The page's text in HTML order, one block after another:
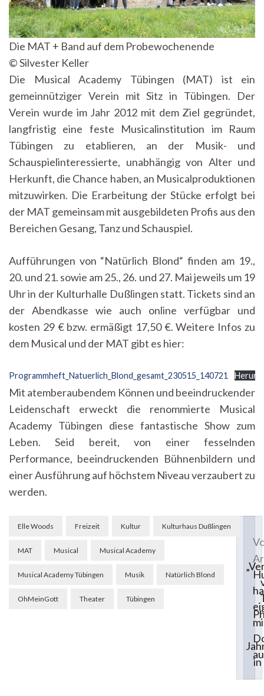
Die MAT + Band auf dem Probewochenende
© Silvester Keller
Die Musical Academy Tübingen (MAT) ist ein
gemeinnütziger Verein mit Sitz in Tübingen. Der
Verein wurde im Jahr 2012 mit dem Ziel gegründet,
langfristig eine feste Musicalinstitution im Raum
Tübingen zu etablieren, an der Musik- und
Schauspielinteressierte, unabhängig von Alter und
Herkunft, die Chance haben, an Musicalproduktionen
mitzuwirken. Die Erarbeitung der Stücke erfolgt bei
der MAT gemeinsam mit ausgebildeten Profis aus den
Bereichen Gesang, Tanz und Schauspiel.
Aufführungen von “Natürlich Blond“ finden am 19.,
20. und 21. sowie am 25., 26. und 27. Mai jeweils um 19
Uhr in der Kulturhalle Dußlingen statt. Tickets sind an
der Abendkasse wie auch online verfügbar und
kosten 29 € bzw. ermäßigt 17,50 €. Weitere Infos zu
dem Musical und der MAT gibt es hier:
Programmheft_Natuerlich_Blond_gesamt_230515_140721
Mit atemberaubendem Können und beeindruckender
Leidenschaft erweckt die renommierte Musical
Academy Tübingen diese fantastische Show zum
Leben. Seid bereit, von einer fesselnden
Performance, beeindruckenden Bühnenbildern und
einer Ausführung auf höchstem Niveau verzaubert zu
werden.
Elle Woods Freizeit Kultur Kulturhaus Dußlingen
MAT Musical Musical Academy
Musical Academy Tübingen Musik Natürlich Blond
OhMeinGott Theater Tübingen
Beitragsnavigation
in